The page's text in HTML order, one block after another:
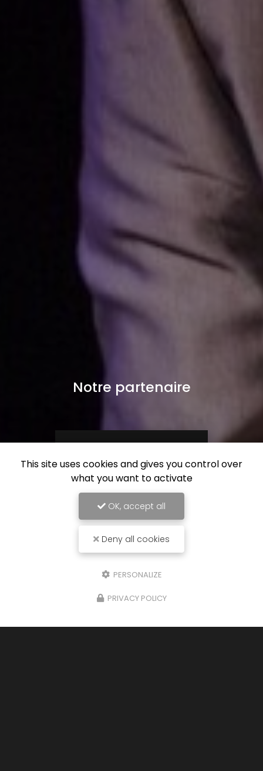
Notre partenaire
This site uses cookies and gives you control over
what you want to activate
OK, accept all
Deny all cookies
PERSONALIZE
PRIVACY POLICY